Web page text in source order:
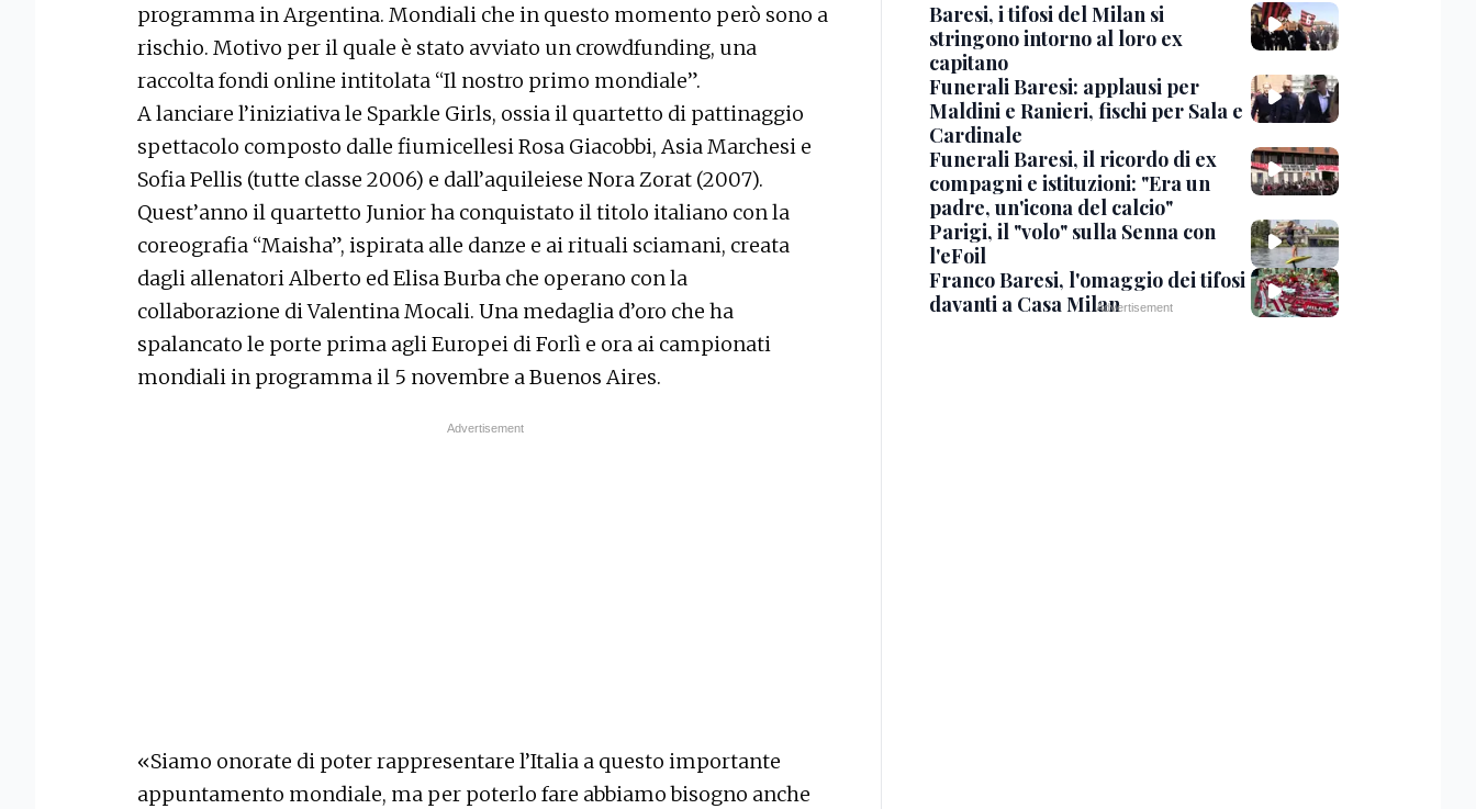
programma in Argentina. Mondiali che in questo momento però sono a
rischio. Motivo per il quale è stato avviato un crowdfunding, una
raccolta fondi online intitolata “Il nostro primo mondiale”.
A lanciare l’iniziativa le Sparkle Girls, ossia il quartetto di pattinaggio
spettacolo composto dalle fiumicellesi Rosa Giacobbi, Asia Marchesi e
Sofia Pellis (tutte classe 2006) e dall’aquileiese Nora Zorat (2007).
Quest’anno il quartetto Junior ha conquistato il titolo italiano con la
coreografia “Maisha”, ispirata alle danze e ai rituali sciamani, creata
dagli allenatori Alberto ed Elisa Burba che operano con la
collaborazione di Valentina Mocali. Una medaglia d’oro che ha
spalancato le porte prima agli Europei di Forlì e ora ai campionati
mondiali in programma il 5 novembre a Buenos Aires.
«Siamo onorate di poter rappresentare l’Italia a questo importante
appuntamento mondiale, ma per poterlo fare abbiamo bisogno anche
Baresi, i tifosi del Milan si
stringono intorno al loro ex
capitano
Funerali Baresi: applausi per
Maldini e Ranieri, fischi per Sala e
Cardinale
Funerali Baresi, il ricordo di ex
compagni e istituzioni: "Era un
padre, un'icona del calcio"
Parigi, il "volo" sulla Senna con
l'eFoil
Franco Baresi, l'omaggio dei tifosi
davanti a Casa Milan